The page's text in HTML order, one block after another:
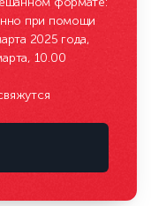
при помощи
2025 года,
10.00